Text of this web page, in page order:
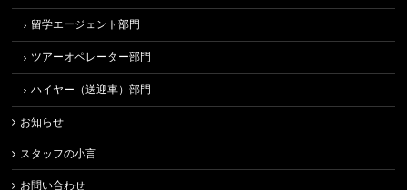
留学エージェント部門
ツアーオペレーター部門
ハイヤー（送迎車）部門
お知らせ
スタッフの小言
お問い合わせ